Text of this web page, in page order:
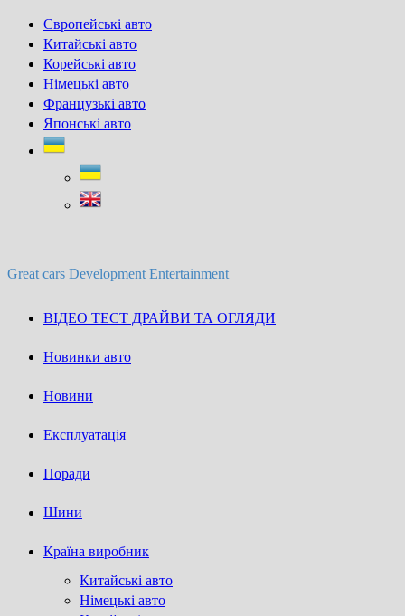
Skip
content
Європейські авто
Китайські авто
Корейські авто
Німецькі авто
Французькі авто
Японські авто
Great cars Development Entertainment
ВІДЕО ТЕСТ ДРАЙВИ ТА ОГЛЯДИ
Новинки авто
Новини
Експлуатація
Поради
Шини
Країна виробник
Китайські авто
Німецькі авто